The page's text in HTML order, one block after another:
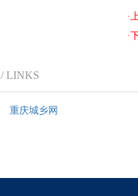
·
·
/ LINKS
重庆城乡网